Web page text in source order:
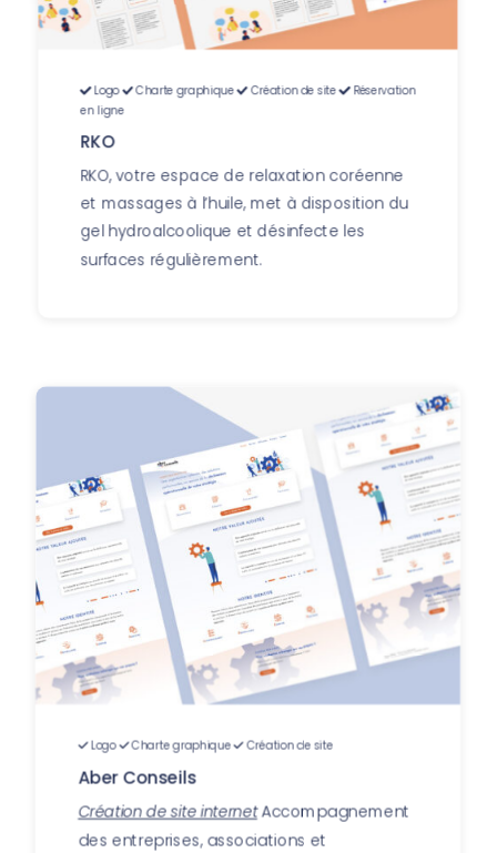
Logo Charte graphique Création de site
Réservation
en ligne
RKO
RKO, votre espace de relaxation coréenne
et massages à l’huile, met à disposition du
gel hydroalcoolique et désinfecte les
surfaces régulièrement.
Logo Charte graphique Création de site
Aber Conseils
Création de site internetAccompagnement
des entreprises, associations et